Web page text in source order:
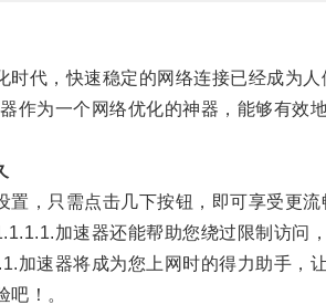
代，快速稳定的网络连接已经成为人
为一个网络优化的神器，能够有效地
，只需点击几下按钮，即可享受更流
加速器还能帮助您绕过限制访问，
速器将成为您上网时的得力助手，让
！。